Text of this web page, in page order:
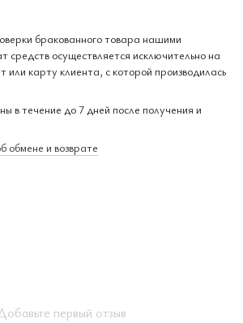
бракованного товара нашими
средств осуществляется исключительно на
или карту клиента, с которой производилась
в течение до 7 дней после получения и
обмене и возврате
первый отзыв